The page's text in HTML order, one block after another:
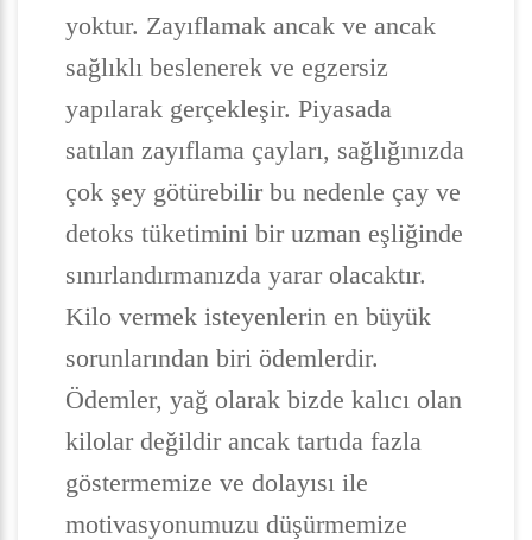
yoktur. Zayıflamak ancak ve ancak
sağlıklı beslenerek ve egzersiz
yapılarak gerçekleşir. Piyasada
satılan zayıflama çayları, sağlığınızda
çok şey götürebilir bu nedenle çay ve
detoks tüketimini bir uzman eşliğinde
sınırlandırmanızda yarar olacaktır.
Kilo vermek isteyenlerin en büyük
sorunlarından biri ödemlerdir.
Ödemler, yağ olarak bizde kalıcı olan
kilolar değildir ancak tartıda fazla
göstermemize ve dolayısı ile
motivasyonumuzu düşürmemize